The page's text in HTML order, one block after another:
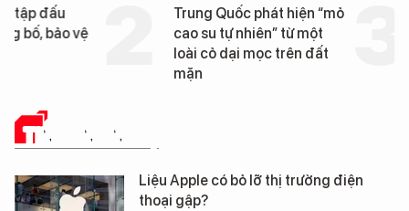
Trung Quốc phát hiện “mỏ
cao su tự nhiên” từ một
Loạt dự án bất động
Đà Nẵng sắp bị kiểm
TIN CÔNG NGHỆ
Liệu Apple có bỏ lỡ thị trường điện
thoại gập?